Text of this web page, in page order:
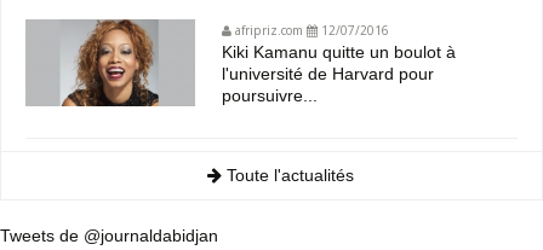
afripriz.com 12/07/2016
Kiki Kamanu quitte un boulot à
l'université de Harvard pour
poursuivre...
Toute l'actualités
Tweets de @journaldabidjan